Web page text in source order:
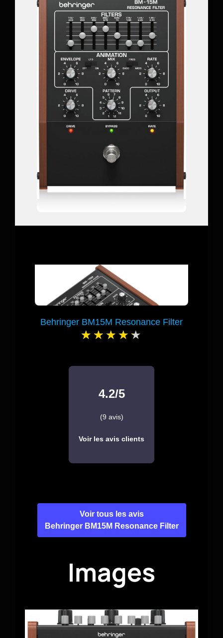
Behringer BM15M Resonance Filter
4.2/5
(9 avis)
Voir les avis clients
Voir tous les avis
Behringer BM15M Resonance Filter
Images